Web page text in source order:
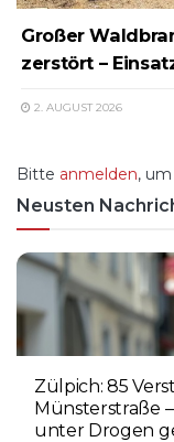
Großer
zerstört –
2. AUGUST 2026
Bitte anmelden,
Neusten
Zülpich: 85
Münsterstraße
unter Drogen